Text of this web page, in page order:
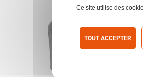
Ce site utilise des
TOUT ACCEPTER